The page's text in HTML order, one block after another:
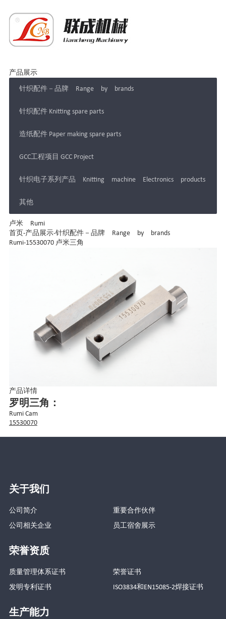
产品展示
针织配件－品牌 Range by brands
针织配件 Knitting spare parts
造纸配件 Paper making spare parts
GCC工程项目 GCC Project
针织电子系列产品 Knitting machine Electronics products
其他
卢米 Rumi
首页-产品展示-针织配件－品牌 Range by brands
Rumi-15530070 卢米三角
产品详情
罗明三角：
Rumi Cam
15530070
关于我们
公司简介
重要合作伙伴
公司相关企业
员工宿舍展示
荣誉资质
质量管理体系证书
荣誉证书
发明专利证书
ISO3834和EN15085-2焊接证书
生产能力